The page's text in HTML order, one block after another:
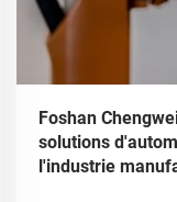
Foshan
solutions
l'industrie